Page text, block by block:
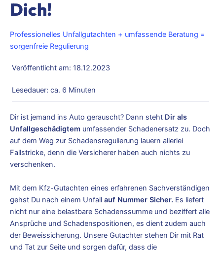
Dich!
Professionelles Unfallgutachten + umfassende Beratung =
sorgenfreie Regulierung
Veröffentlicht am: 18.12.2023
Lesedauer: ca. 6 Minuten
Dir ist jemand ins Auto gerauscht? Dann steht Dir als
Unfallgeschädigtem umfassender Schadenersatz zu. Doch
auf dem Weg zur Schadensregulierung lauern allerlei
Fallstricke, denn die Versicherer haben auch nichts zu
verschenken.
Mit dem Kfz-Gutachten eines erfahrenen Sachverständigen
gehst Du nach einem Unfall auf Nummer Sicher. Es liefert
nicht nur eine belastbare Schadenssumme und beziffert alle
Ansprüche und Schadenspositionen, es dient zudem auch
der Beweissicherung. Unsere Gutachter stehen Dir mit Rat
und Tat zur Seite und sorgen dafür, dass die